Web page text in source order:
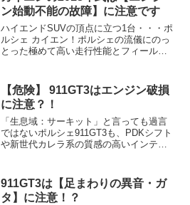
ン始動不能の故障】に注意です
ハイエンドSUVの頂点に立つ1台・・・ポ
ルシェ カイエン！ポルシェの流儀にのっ
とった極めて高い走行性能とフィールの
有する満足をもたらしてくれるポルシェ
カイエン・・・し...
【危険】 911GT3はエンジン破損
に注意？！
「生息域：サーキット」と言っても過言
ではないポルシェ911GT3も、PDKシフト
や新世代カレラ系の質感の高いインテリ
系911GT3の魅力。しかしあなたが991系
の9...
911GT3は【足まわりの異音・ガ
タ】に注意！？